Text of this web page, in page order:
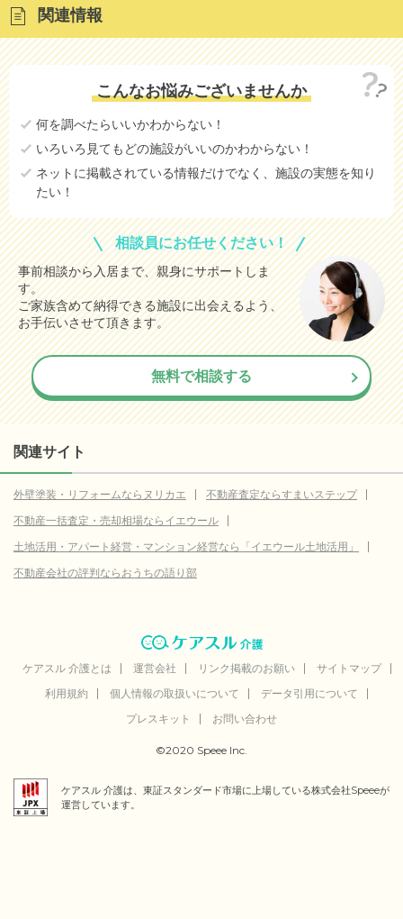
関連情報
こんなお悩みございませんか
何を調べたらいいかわからない！
いろいろ見てもどの施設がいいのかわからない！
ネットに掲載されている情報だけでなく、施設の実態を知り
たい！
相談員にお任せください！
事前相談から入居まで、親身にサポートしま
す。
ご家族含めて納得できる施設に出会えるよう、
お手伝いさせて頂きます。
無料で相談する
関連サイト
外壁塗装・リフォームならヌリカエ
不動産査定ならすまいステップ
不動産一括査定・売却相場ならイエウール
土地活用・アパート経営・マンション経営なら「イエウール土地活用」
不動産会社の評判ならおうちの語り部
ケアスル 介護とは 運営会社 リンク掲載のお願い
サイトマップ
利用規約
個人情報の取扱いについて
データ引用について
プレスキット
お問い合わせ
©2020 Speee Inc.
ケアスル 介護は、東証スタンダード市場に上場している株式会社Speeeが
運営しています。